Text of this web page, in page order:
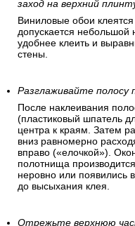
заход на верхний
Виниловые обои
допускается небольшой
удобнее клеить и
стены.
Разглаживайте полосу
После наклеивания
(пластиковый шпатель
центра к краям. Затем
вниз равномерно
вправо («елочкой»).
полотнища
неровно или появились
до высыхания клея.
Отрежьте верхнюю